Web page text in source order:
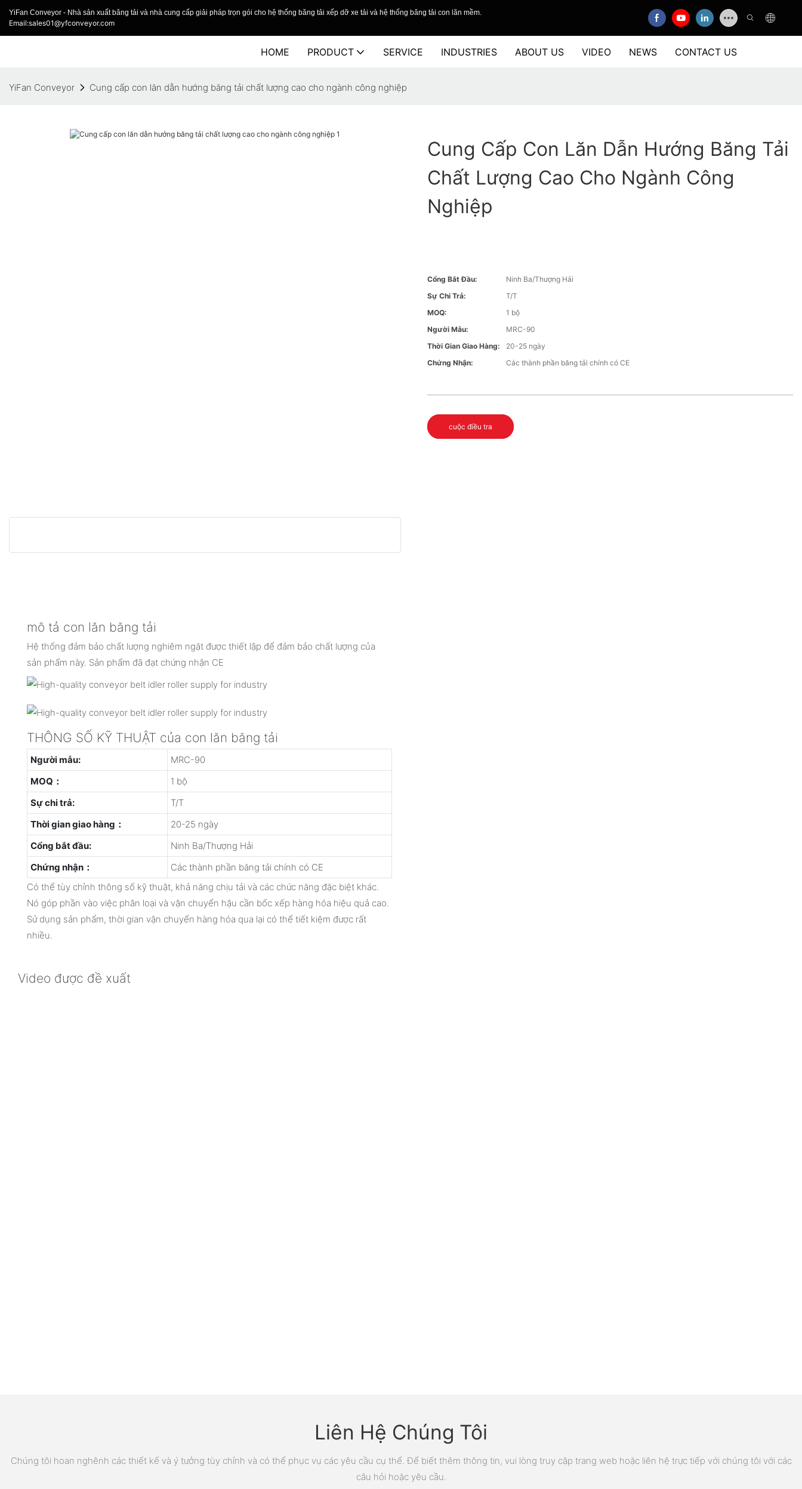
YiFan Conveyor - Nhà sản xuất băng tải và nhà cung cấp giải pháp trọn gói cho hệ thống băng tải xếp dỡ xe tải và hệ thống băng tải con lăn mềm.
Email:sales01@yfconveyor.com
HOME PRODUCT SERVICE INDUSTRIES ABOUT US VIDEO NEWS CONTACT US
YiFan Conveyor Cung cấp con lăn dẫn hướng băng tải chất lượng cao cho ngành công nghiệp
Cung Cấp Con Lăn Dẫn Hướng Băng Tải
Chất Lượng Cao Cho Ngành Công
Nghiệp
Cổng Bắt Đầu:
Ninh Ba/Thượng Hải
Sự Chi Trả:
T/T
MOQ:
1 bộ
Người Mẫu:
MRC-90
Thời Gian Giao Hàng:
20-25 ngày
Chứng Nhận:
Các thành phần băng tải chính có CE
cuộc điều tra
mô tả con lăn băng tải
Hệ thống đảm bảo chất lượng nghiêm ngặt được thiết lập để đảm bảo chất lượng của
sản phẩm này. Sản phẩm đã đạt chứng nhận CE
THÔNG SỐ KỸ THUẬT của con lăn băng tải
Người mẫu:
MRC-90
MOQ：
1 bộ
Sự chi trả:
T/T
Thời gian giao hàng：
20-25 ngày
Cổng bắt đầu:
Ninh Ba/Thượng Hải
Chứng nhận：
Các thành phần băng tải chính có CE
Có thể tùy chỉnh thông số kỹ thuật, khả năng chịu tải và các chức năng đặc biệt khác.
Nó góp phần vào việc phân loại và vận chuyển hậu cần bốc xếp hàng hóa hiệu quả cao.
Sử dụng sản phẩm, thời gian vận chuyển hàng hóa qua lại có thể tiết kiệm được rất
nhiều.
Video được đề xuất
Liên Hệ Chúng Tôi
Chúng tôi hoan nghênh các thiết kế và ý tưởng tùy chỉnh và có thể phục vụ các yêu cầu cụ thể. Để biết thêm thông tin, vui lòng truy cập trang web hoặc liên hệ trực tiếp với chúng tôi với các
câu hỏi hoặc yêu cầu.